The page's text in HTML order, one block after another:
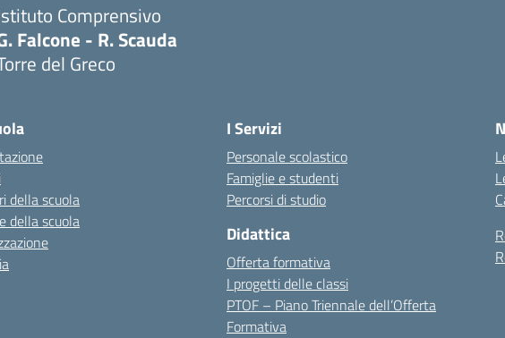
Comprensivo
Falcone - R. Scauda
del Greco
della scuola
della scuola
I Servizi
Personale scolastico
Famiglie e studenti
Percorsi di studio
Didattica
Offerta formativa
I progetti delle classi
PTOF – Piano Triennale dell’Offerta
Formativa